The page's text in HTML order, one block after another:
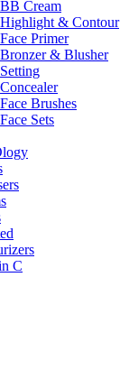
BB Cream
Highlight & Contour
Face Primer
Bronzer & Blusher
Setting
Concealer
Face Brushes
Face Sets
C